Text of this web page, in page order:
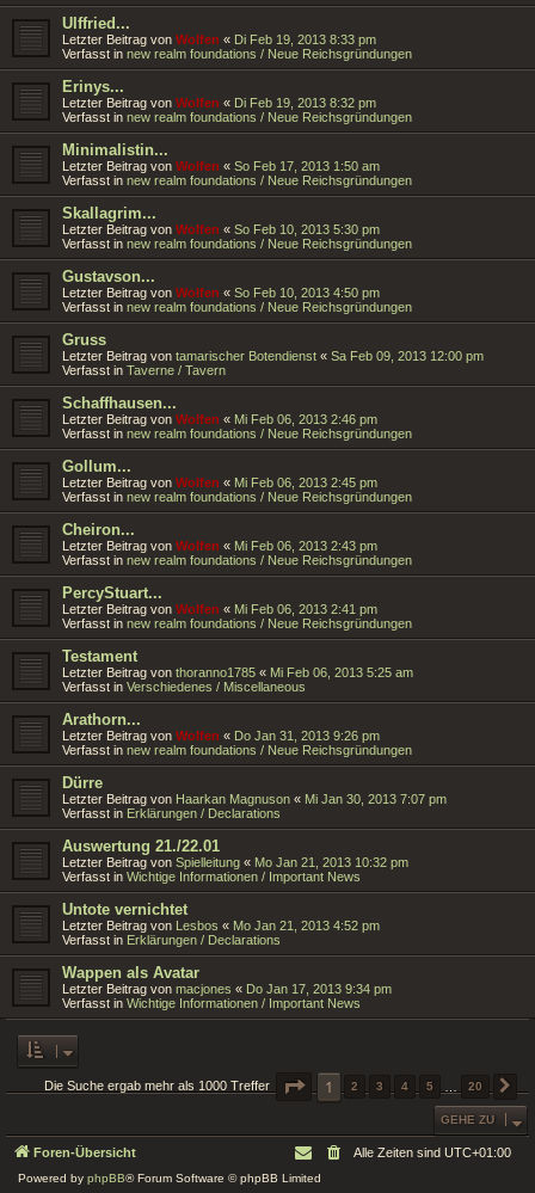
Ulffried...
Letzter Beitrag von Wolfen « Di Feb 19, 2013 8:33 pm
Verfasst in new realm foundations / Neue Reichsgründungen
Erinys...
Letzter Beitrag von Wolfen « Di Feb 19, 2013 8:32 pm
Verfasst in new realm foundations / Neue Reichsgründungen
Minimalistin...
Letzter Beitrag von Wolfen « So Feb 17, 2013 1:50 am
Verfasst in new realm foundations / Neue Reichsgründungen
Skallagrim...
Letzter Beitrag von Wolfen « So Feb 10, 2013 5:30 pm
Verfasst in new realm foundations / Neue Reichsgründungen
Gustavson...
Letzter Beitrag von Wolfen « So Feb 10, 2013 4:50 pm
Verfasst in new realm foundations / Neue Reichsgründungen
Gruss
Letzter Beitrag von tamarischer Botendienst « Sa Feb 09, 2013 12:00 pm
Verfasst in Taverne / Tavern
Schaffhausen...
Letzter Beitrag von Wolfen « Mi Feb 06, 2013 2:46 pm
Verfasst in new realm foundations / Neue Reichsgründungen
Gollum...
Letzter Beitrag von Wolfen « Mi Feb 06, 2013 2:45 pm
Verfasst in new realm foundations / Neue Reichsgründungen
Cheiron...
Letzter Beitrag von Wolfen « Mi Feb 06, 2013 2:43 pm
Verfasst in new realm foundations / Neue Reichsgründungen
PercyStuart...
Letzter Beitrag von Wolfen « Mi Feb 06, 2013 2:41 pm
Verfasst in new realm foundations / Neue Reichsgründungen
Testament
Letzter Beitrag von thoranno1785 « Mi Feb 06, 2013 5:25 am
Verfasst in Verschiedenes / Miscellaneous
Arathorn...
Letzter Beitrag von Wolfen « Do Jan 31, 2013 9:26 pm
Verfasst in new realm foundations / Neue Reichsgründungen
Dürre
Letzter Beitrag von Haarkan Magnuson « Mi Jan 30, 2013 7:07 pm
Verfasst in Erklärungen / Declarations
Auswertung 21./22.01
Letzter Beitrag von Spielleitung « Mo Jan 21, 2013 10:32 pm
Verfasst in Wichtige Informationen / Important News
Untote vernichtet
Letzter Beitrag von Lesbos « Mo Jan 21, 2013 4:52 pm
Verfasst in Erklärungen / Declarations
Wappen als Avatar
Letzter Beitrag von macjones « Do Jan 17, 2013 9:34 pm
Verfasst in Wichtige Informationen / Important News
Die Suche ergab mehr als 1000 Treffer SEITE 1VON
1 2 3 4 5 20
GEHE ZU
Foren-Übersicht Alle Zeiten sind UTC+01:00
Powered by phpBB® Forum Software © phpBB Limited